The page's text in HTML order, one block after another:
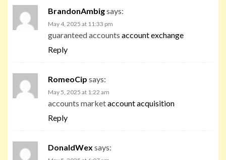
BrandonAmbigsays:
May 4, 2025 at 11:33 pm
guaranteed accounts account exchange
Reply
RomeoCip says:
May 5, 2025 at 1:22 am
accounts marketaccount acquisition
Reply
DonaldWex says: